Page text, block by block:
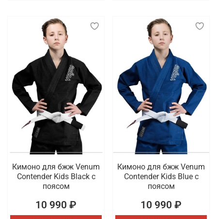
Кимоно для бжж Venum
Contender Kids Black с
поясом
10 990 ₽
Кимоно для бжж Venum
Contender Kids Blue с
поясом
10 990 ₽